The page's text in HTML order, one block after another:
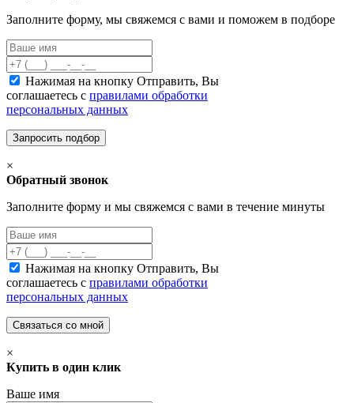
Заполните форму, мы свяжемся с вами и поможем в подборе
Нажимая на кнопку Отправить, Вы
соглашаетесь с правилами обработки
персональных данных
×
Обратный звонок
Заполните форму и мы свяжемся с вами в течение минуты
Нажимая на кнопку Отправить, Вы
соглашаетесь с правилами обработки
персональных данных
×
Купить в один клик
Ваше имя